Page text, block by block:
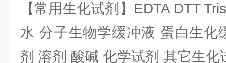
【常用生化试剂】EDTA DTT
水 分子生物学缓冲液 蛋白生化
剂 溶剂 酸碱 化学试剂 其它生化